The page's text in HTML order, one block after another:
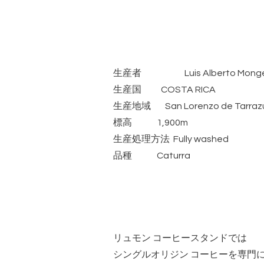
生産者 Luis Alberto
生産国 COSTA RICA
生産地域 San Lorenzo de
標高 1,900m
生産処理方法 Fully washed
品種 Caturra
リュモン コーヒースタンドでは
シングルオリジン コーヒーを専門